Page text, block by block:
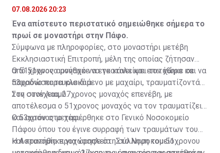
07.08.2026 20:23
Ένα απίστευτο περιστατικό σημειώθηκε σήμερα το
πρωί σε μοναστήρι στην Πάφο.
Σύμφωνα με πληροφορίες, στο μοναστήρι μετέβη
Εκκλησιαστική Επιτροπή, μέλη της οποίας ζήτησαν
από 51χρονο μοναχό να εγκαταλείψει τον χώρο και να
παραδώσει τα κλειδιά.
Ο 51χρονος αρνήθηκε να το κάνει και επιτέθηκε σε
53χρονο παρευρισκόμενο με μαχαίρι, τραυματίζοντάς
τον στον λαιμό.
Στη συνέχεια, 27χρονος μοναχός επενέβη, με
αποτέλεσμα ο 51χρονος μοναχός να τον τραυματίζει
και αυτόν στο χέρι.
Ο 53χρονος μεταφέρθηκε στο Γενικό Νοσοκομείο
Πάφου όπου του έγινε συρραφή των τραυμάτων του
και κρατήθηκε για νοσηλεία. Στο Νοσοκομείο
Η Αστυνομία προχώρησε στη σύλληψη του 51χρονου